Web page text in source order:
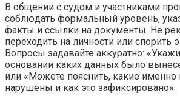
В общении с судом и участниками
соблюдать формальный уровень,
факты и ссылки на документы. Не
переходить на личности или спорить
Вопросы задавайте аккуратно:
основании каких данных было
или «Можете пояснить, какие
нарушены и как это зафиксировано».